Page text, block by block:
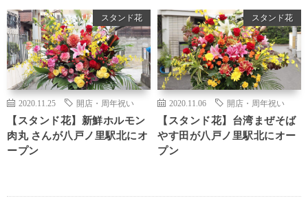
スタンド花
2020.11.25 開店・周年祝い
【スタンド花】新鮮ホルモン
肉丸 さんが八戸ノ里駅北にオ
ープン
スタンド花
2020.11.06 開店・周年祝い
【スタンド花】台湾まぜそば
やす田が八戸ノ里駅北にオー
プン